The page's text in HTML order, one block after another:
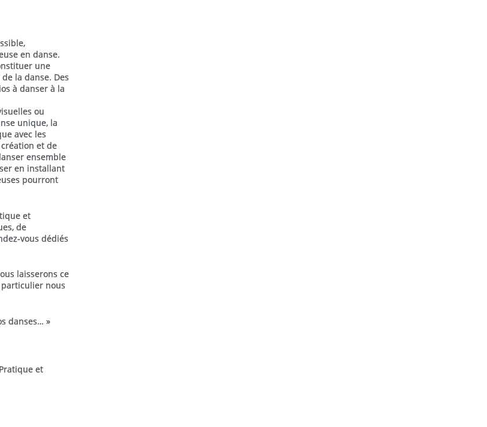
en danse.
une
la danse. Des
à danser à la
ou
unique, la
avec les
et de
ensemble
en installant
pourront
et
de
vous dédiés
laisserons ce
particulier nous
danses… »
et